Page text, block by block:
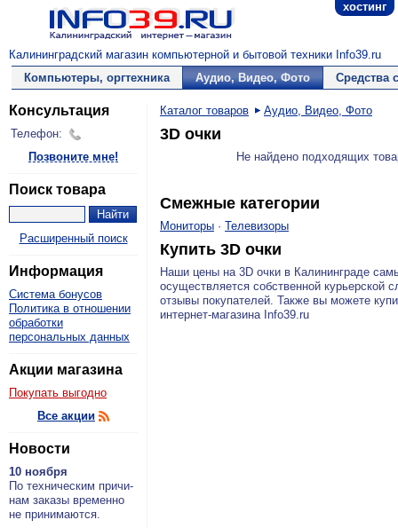
хостинг
Калининградский магазин компьютерной и бытовой техники Info39.ru
Компьютеры, оргтехника
Аудио, Видео, Фото Средства
Консультация
Телефон:
Позвоните мне!
Поиск товара
Расширенный поиск
Информация
Система бонусов
Политика в отношении
обработки
персональных данных
Акции магазина
Покупать выгодно
Все акции
Новости
10 ноября
По тех­ни­че­ским при­чи­
нам за­ка­зы вре­мен­но
не при­ни­ма­ют­ся.
Каталог товаров Аудио, Видео, Фото
3D очки
Не найдено подходящих
Смежные категории
Мониторы · Телевизоры
Купить 3D очки
Наши цены на 3D очки в Калининграде
осуществляется собственной курьерской
отзывы покупателей. Также вы можете
интернет-магазина Info39.ru